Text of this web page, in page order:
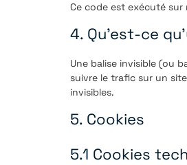
Ce code est exécuté
4. Qu’est-ce
Une balise invisible (ou
suivre le trafic sur un
invisibles.
5. Cookies
5.1 Cookies